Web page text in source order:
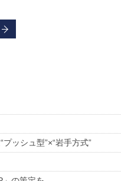
ッシュ型”×“岩手方式”